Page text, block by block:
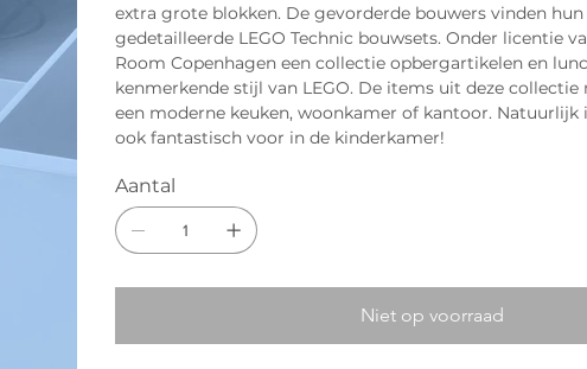
extra grote blokken. De gevorderde bouwers vinden
gedetailleerde LEGO Technic bouwsets. Onder licentie
Room Copenhagen een collectie opbergartikelen en
kenmerkende stijl van LEGO. De items uit deze
een moderne keuken, woonkamer of kantoor. Natuurlijk
ook fantastisch voor in de kinderkamer!
Aantal
Niet op voorraad